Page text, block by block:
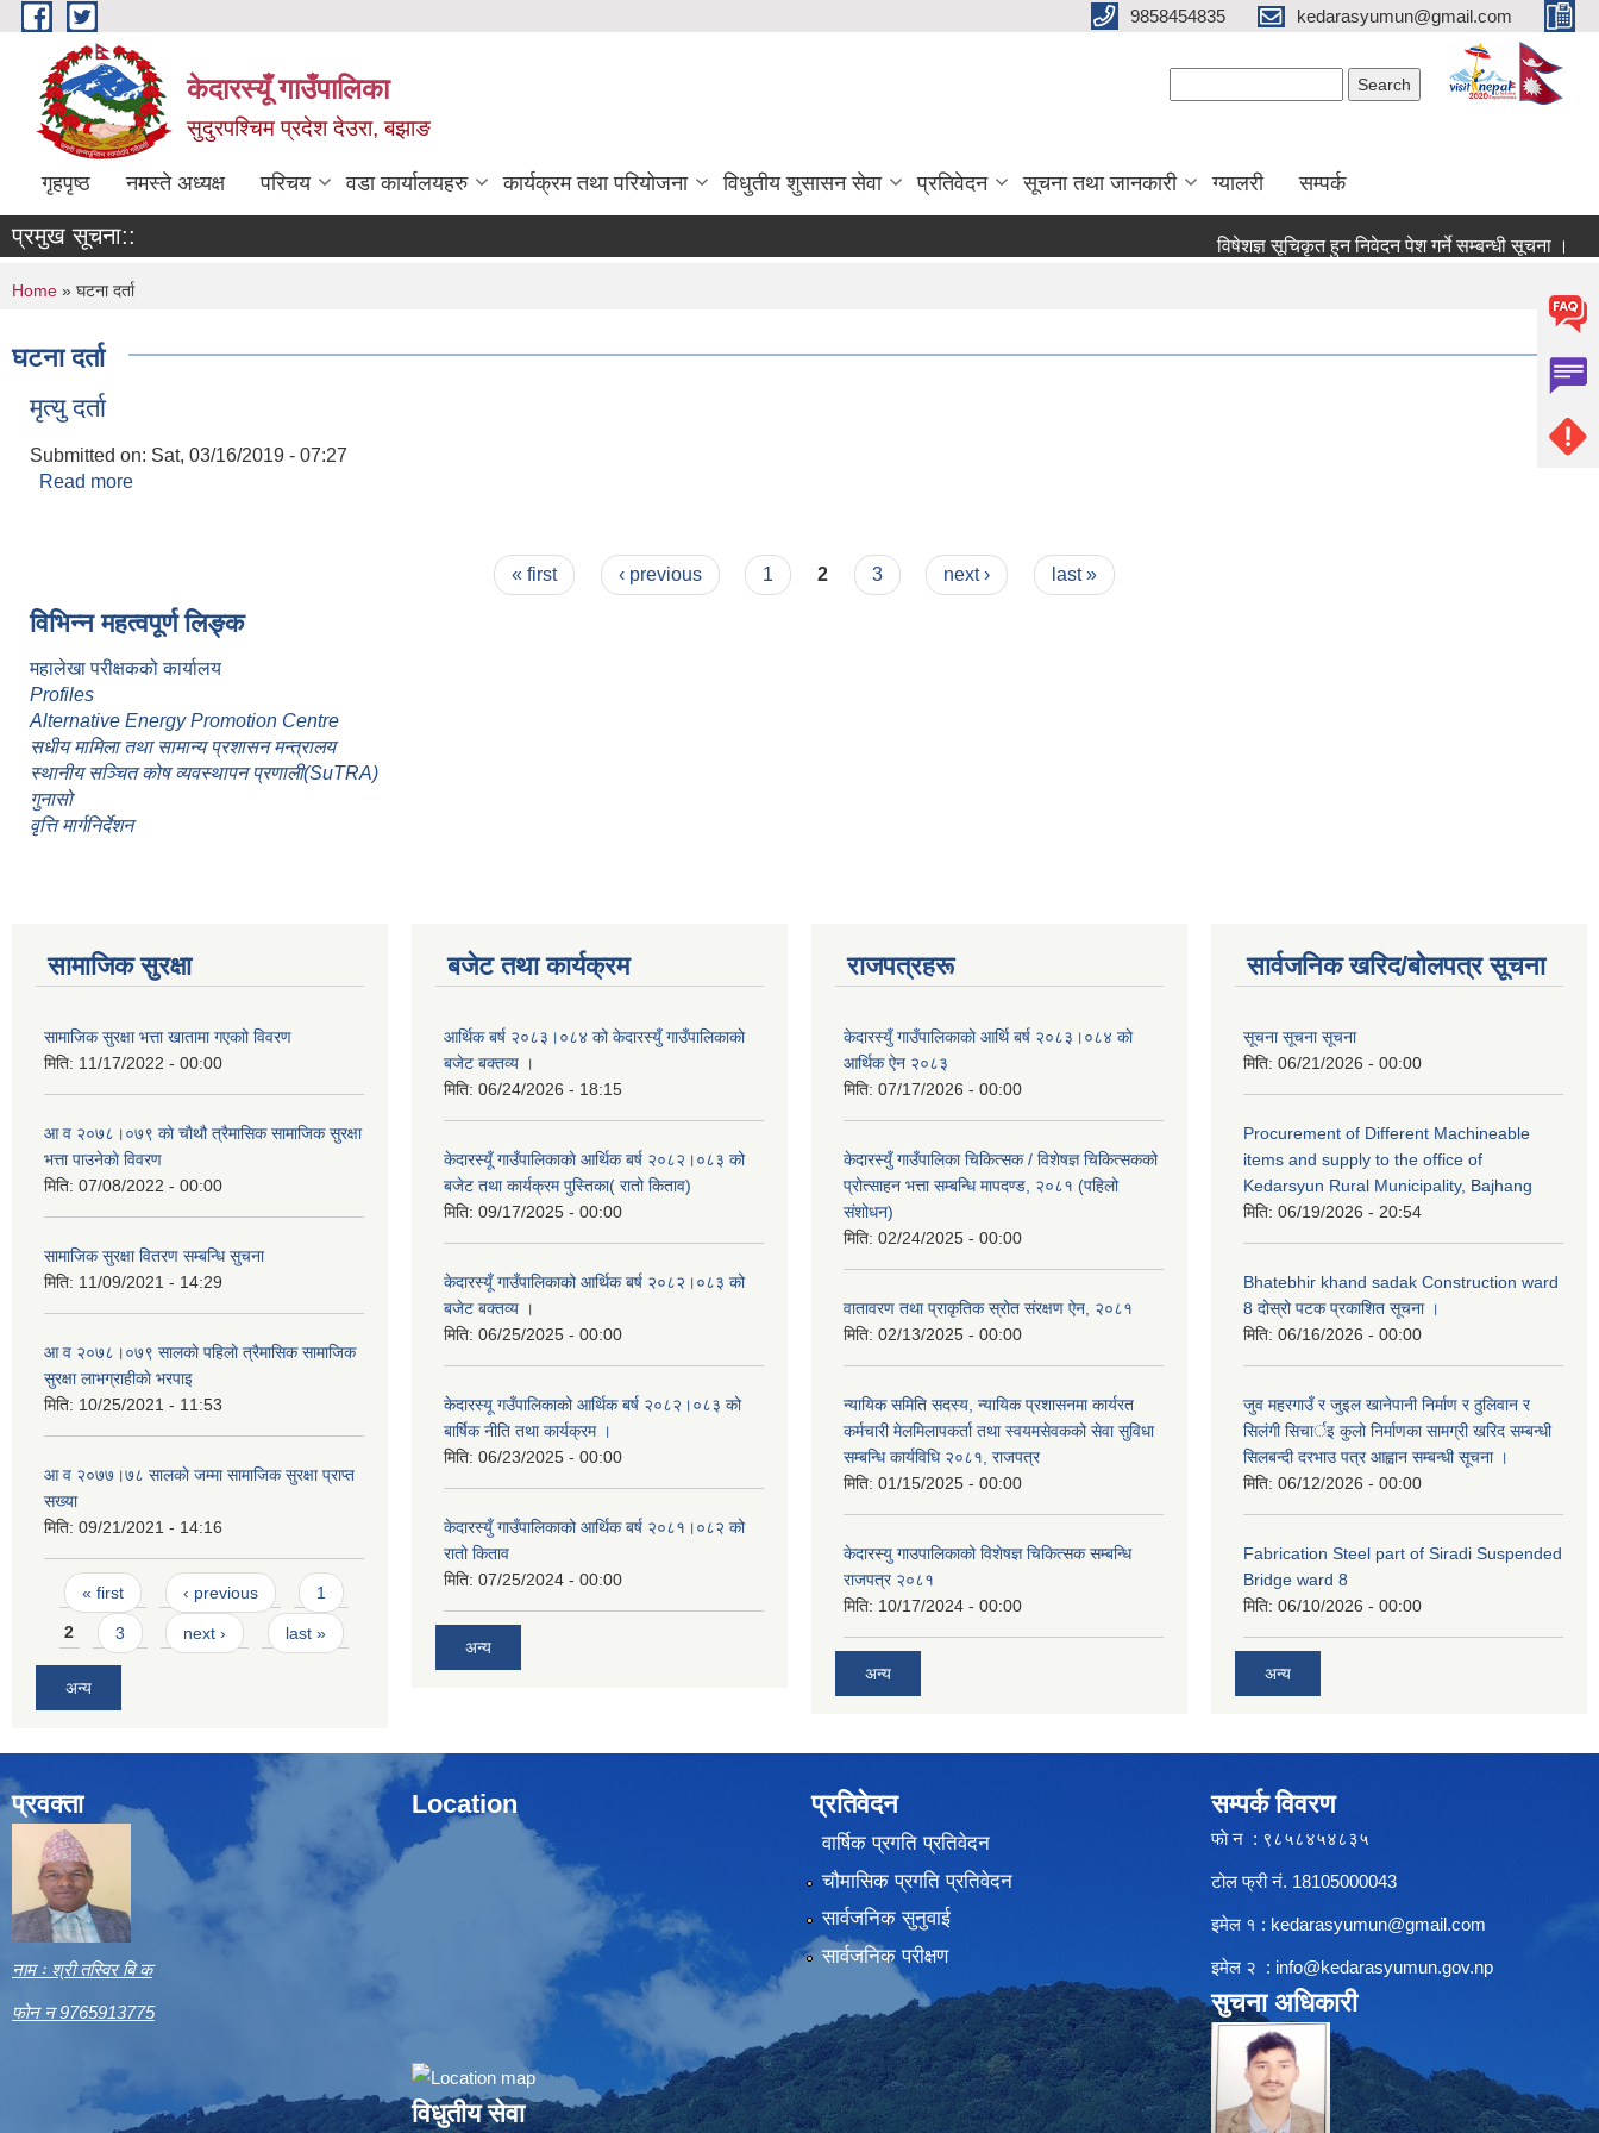
Skip to main content 9858454835 kedarasyumun@gmail.com
केदारस्यूँ गाउँपालिका
सुदुरपश्चिम प्रदेश देउरा, बझाङ
गृहपृष्ठ नमस्ते अध्यक्ष परिचय वडा कार्यालयहरु कार्यक्रम तथा परियोजना विधुतीय शुसासन सेवा प्रतिवेदन सूचना तथा जानकारी ग्यालरी सम्पर्क
प्रमुख सूचना:: विषेशज्ञ सूचिकृत हुन निवेदन पेश गर्ने सम्बन्धी सूचना ।
You are here
Home » घटना दर्ता
घटना दर्ता
मृत्यु दर्ता
Submitted on: Sat, 03/16/2019 - 07:27
Read more
« first ‹ previous 1 2 3 next › last »
विभिन्न महत्वपूर्ण लिङ्क
महालेखा परीक्षकको कार्यालय
Profiles
Alternative Energy Promotion Centre
सधीय मामिला तथा सामान्य प्रशासन मन्त्रालय
स्थानीय सञ्चित कोष व्यवस्थापन प्रणाली(SuTRA)
गुनासो
वृत्ति मार्गनिर्देशन
सामाजिक सुरक्षा
सामाजिक सुरक्षा भत्ता खातामा गएकाो विवरण
मिति: 11/17/2022 - 00:00
आ व २०७८।०७९ काे चाैथौ त्रैमासिक सामाजिक सुरक्षा
भत्ता पाउनेकाे विवरण
मिति: 07/08/2022 - 00:00
सामाजिक सुरक्षा वितरण सम्बन्धि सुचना
मिति: 11/09/2021 - 14:29
आ व २०७८।०७९ सालकाे पहिलाे त्रैमासिक सामाजिक
सुरक्षा लाभग्राहीकाे भरपाइ
मिति: 10/25/2021 - 11:53
आ व २०७७।७८ सालकाे जम्मा सामाजिक सुरक्षा प्राप्त
सख्या
मिति: 09/21/2021 - 14:16
Pages
« first ‹ previous 1
2 3 next › last »
अन्य
बजेट तथा कार्यक्रम
आर्थिक बर्ष २०८३।०८४ को केदारस्युँ गाउँपालिकाकाे
बजेट बक्तव्य ।
मिति: 06/24/2026 - 18:15
केदारस्यूँ गाउँपालिकाकाे आर्थिक बर्ष २०८२।०८३ को
बजेट तथा कार्यक्रम पुस्तिका( रातो किताव)
मिति: 09/17/2025 - 00:00
केदारस्यूँ गाउँपालिकाको आर्थिक बर्ष २०८२।०८३ को
बजेट बक्तव्य ।
मिति: 06/25/2025 - 00:00
केदारस्यू गउँपालिकाको आर्थिक बर्ष २०८२।०८३ को
बार्षिक नीति तथा कार्यक्रम ।
मिति: 06/23/2025 - 00:00
केदारस्युँ गाउँपालिकाको आर्थिक बर्ष २०८१।०८२ को
रातो किताव
मिति: 07/25/2024 - 00:00
अन्य
राजपत्रहरू
केदारस्युँ गाउँपालिकाकाे आर्थि बर्ष २०८३।०८४ काे
आर्थिक ऐन २०८३
मिति: 07/17/2026 - 00:00
केदारस्युँ गाउँपालिका चिकित्सक / विशेषज्ञ चिकित्सकको
प्रोत्साहन भत्ता सम्बन्धि मापदण्ड, २०८१ (पहिलो
संशोधन)
मिति: 02/24/2025 - 00:00
वातावरण तथा प्राकृतिक स्रोत संरक्षण ऐन, २०८१
मिति: 02/13/2025 - 00:00
न्यायिक समिति सदस्य, न्यायिक प्रशासनमा कार्यरत
कर्मचारी मेलमिलापकर्ता तथा स्वयमसेवकको सेवा सुविधा
सम्बन्धि कार्यविधि २०८१, राजपत्र
मिति: 01/15/2025 - 00:00
केदारस्यु गाउपालिकाको विशेषज्ञ चिकित्सक सम्बन्धि
राजपत्र २०८१
मिति: 10/17/2024 - 00:00
अन्य
सार्वजनिक खरिद/बोलपत्र सूचना
सूचना सूचना सूचना
मिति: 06/21/2026 - 00:00
Procurement of Different Machineable
items and supply to the office of
Kedarsyun Rural Municipality, Bajhang
मिति: 06/19/2026 - 20:54
Bhatebhir khand sadak Construction ward
8 दोस्रो पटक प्रकाशित सूचना ।
मिति: 06/16/2026 - 00:00
जुव महरगाउँ र जुइल खानेपानी निर्माण र ठुलिवान र
सिलंगी सिचार्इ कुलो निर्माणका सामग्री खरिद सम्बन्धी
सिलबन्दी दरभाउ पत्र आह्वान सम्बन्धी सूचना ।
मिति: 06/12/2026 - 00:00
Fabrication Steel part of Siradi Suspended
Bridge ward 8
मिति: 06/10/2026 - 00:00
अन्य
प्रवक्ता
नाम ः श्री तस्विर बि क
फोन न 9765913775
Location
Embed Google Map
विधुतीय सेवा
प्रतिवेदन
वार्षिक प्रगति प्रतिवेदन
चौमासिक प्रगति प्रतिवेदन
सार्वजनिक सुनुवाई
सार्वजनिक परीक्षण
सम्पर्क विवरण
फाे न : ९८५८४५४८३५
टोल फ्री नं. 18105000043
इमेल १ : kedarasyumun@gmail.com
इमेल २ : info@kedarasyumun.gov.np
सुचना अधिकारी